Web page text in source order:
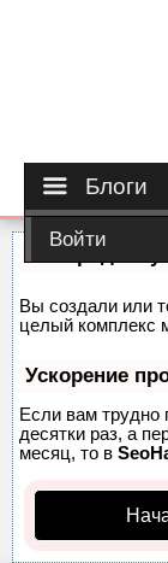
Блоги
Войти
Вы создали или
целый комплекс
Ускорение
Если вам трудно
десятки раз, а
месяц, то в